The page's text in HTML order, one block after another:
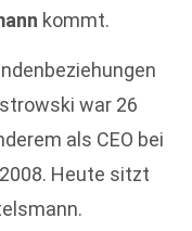
kommt.
war 26
als CEO bei
Heute sitzt